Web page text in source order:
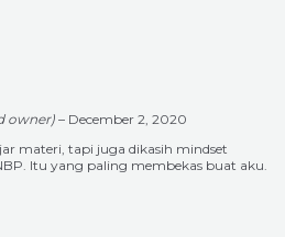
owner)– December 2, 2020
materi, tapi juga dikasih mindset
Itu yang paling membekas buat aku.